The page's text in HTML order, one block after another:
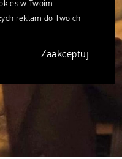
w Twoim
reklam do Twoich
Zaakceptuj